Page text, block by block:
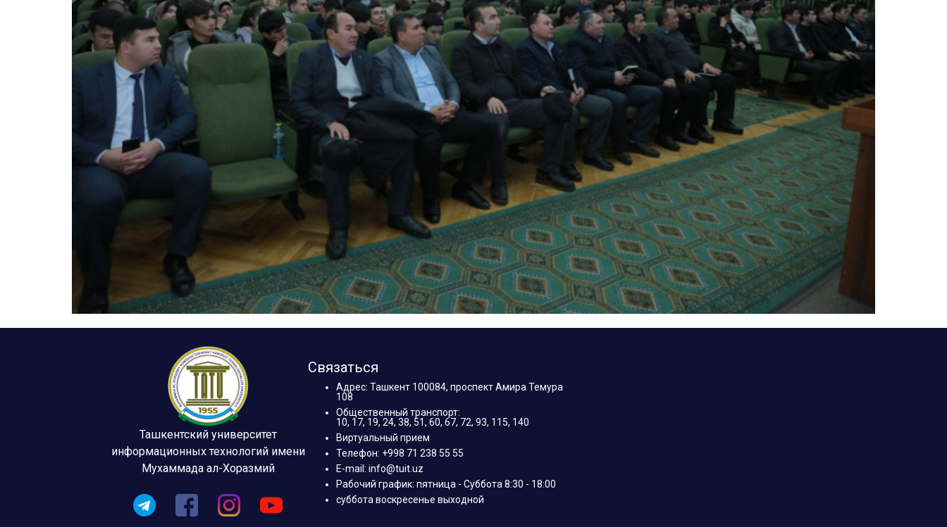
Ташкентский университет
информационных технологий имени
Мухаммада ал-Хоразмий
Связаться
Адрес: Ташкент 100084, проспект Амира Темура
108
Общественный транспорт:
10, 17, 19, 24, 38, 51, 60, 67, 72, 93, 115, 140
Виртуальный прием
Телефон: +998 71 238 55 55
E-mail: info@tuit.uz
Рабочий график: пятница - Суббота 8:30 - 18:00
суббота воскресенье выходной